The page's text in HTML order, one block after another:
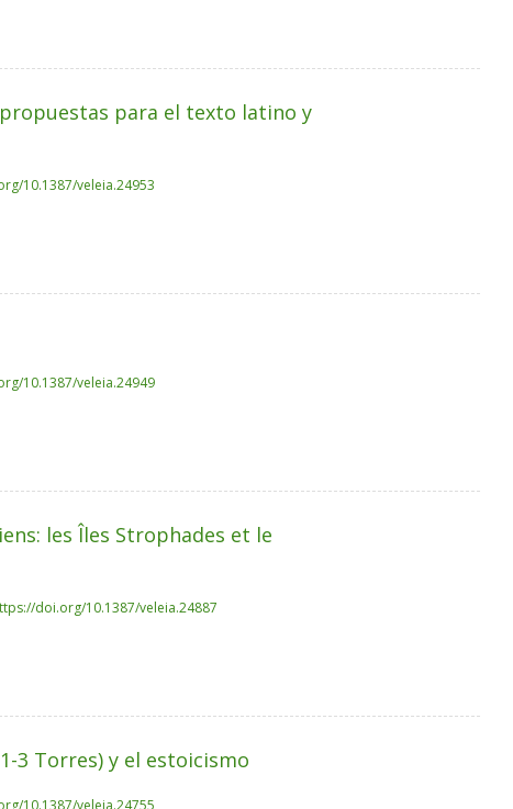
propuestas para el texto latino y
10.1387/veleia.24953
10.1387/veleia.24949
les Îles Strophades et le
doi.org/10.1387/veleia.24887
3 Torres) y el estoicismo
10.1387/veleia.24755